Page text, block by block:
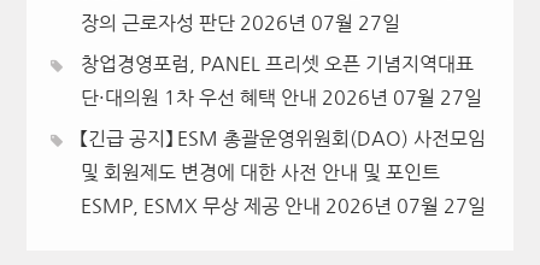
장의 근로자성 판단 2026년 07월 27일
창업경영포럼, PANEL 프리셋 오픈 기념지역대표
단·대의원 1차 우선 혜택 안내 2026년 07월 27일
【긴급 공지】 ESM 총괄운영위원회(DAO) 사전모임
및 회원제도 변경에 대한 사전 안내 및 포인트
ESMP, ESMX 무상 제공 안내 2026년 07월 27일